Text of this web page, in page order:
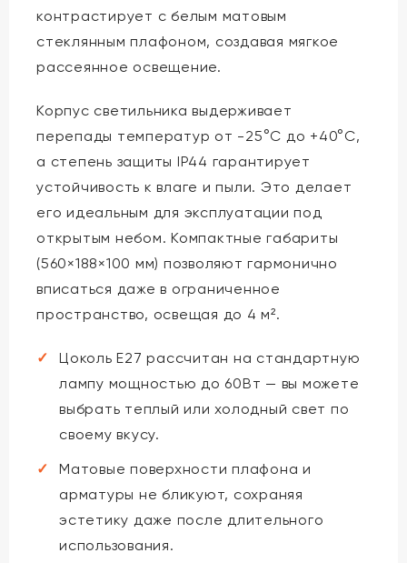
контрастирует с белым матовым
стеклянным плафоном, создавая мягкое
рассеянное освещение.
Корпус светильника выдерживает
перепады температур от -25°C до +40°C,
а степень защиты IP44 гарантирует
устойчивость к влаге и пыли. Это делает
его идеальным для эксплуатации под
открытым небом. Компактные габариты
(560×188×100 мм) позволяют гармонично
вписаться даже в ограниченное
пространство, освещая до 4 м².
Цоколь E27 рассчитан на стандартную
лампу мощностью до 60Вт — вы можете
выбрать теплый или холодный свет по
своему вкусу.
Матовые поверхности плафона и
арматуры не бликуют, сохраняя
эстетику даже после длительного
использования.